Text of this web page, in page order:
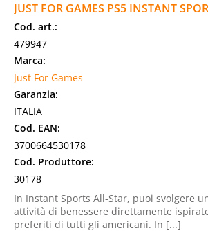
JUST FOR GAMES PS5 INSTANT
Cod. art.:
479947
Marca:
Just For Games
Garanzia:
ITALIA
Cod. EAN:
3700664530178
Cod. Produttore:
30178
In Instant Sports All-Star, puoi svolgere
attività di benessere direttamente
preferiti di tutti gli americani. In [...]